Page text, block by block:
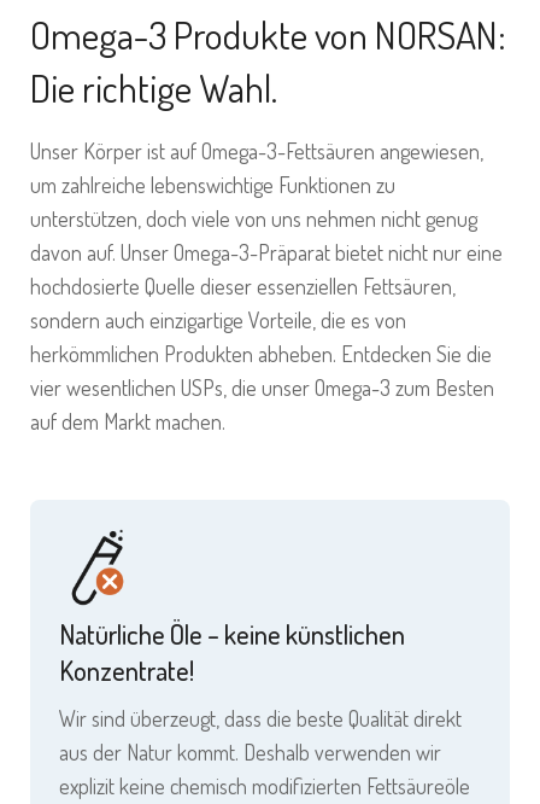
Omega-3 Produkte von NORSAN:
Die richtige Wahl.
Unser Körper ist auf Omega-3-Fettsäuren angewiesen,
um zahlreiche lebenswichtige Funktionen zu
unterstützen, doch viele von uns nehmen nicht genug
davon auf. Unser Omega-3-Präparat bietet nicht nur eine
hochdosierte Quelle dieser essenziellen Fettsäuren,
sondern auch einzigartige Vorteile, die es von
herkömmlichen Produkten abheben. Entdecken Sie die
vier wesentlichen USPs, die unser Omega-3 zum Besten
auf dem Markt machen.
Natürliche Öle – keine künstlichen
Konzentrate!
Wir sind überzeugt, dass die beste Qualität direkt
aus der Natur kommt. Deshalb verwenden wir
explizit keine chemisch modifizierten Fettsäureöle